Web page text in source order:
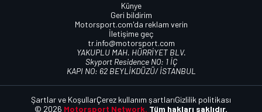
Künye
Geri bildirim
Motorsport.com'da reklam verin
İletişime geç
tr.info@motorsport.com
YAKUPLU MAH. HÜRRİYET BLV.
Skyport Residence NO: 1 İÇ
KAPI NO: 62 BEYLİKDÜZÜ/ İSTANBUL
© 2026 Motorsport Network. Tüm hakları saklıdır.
Şartlar ve KoşullarÇerez kullanım şartlarıGizlilik politikası